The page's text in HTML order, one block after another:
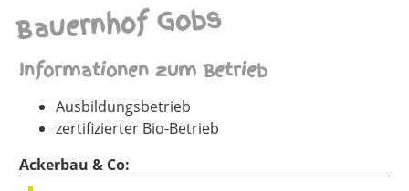
Bauernhof Gobs
Informationen zum Betrieb
Ausbildungsbetrieb
zertifizierter Bio-Betrieb
Ackerbau & Co: